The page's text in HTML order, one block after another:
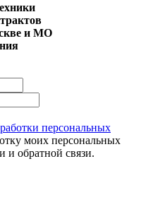
и МО
персональных
моих персональных
и обратной связи.